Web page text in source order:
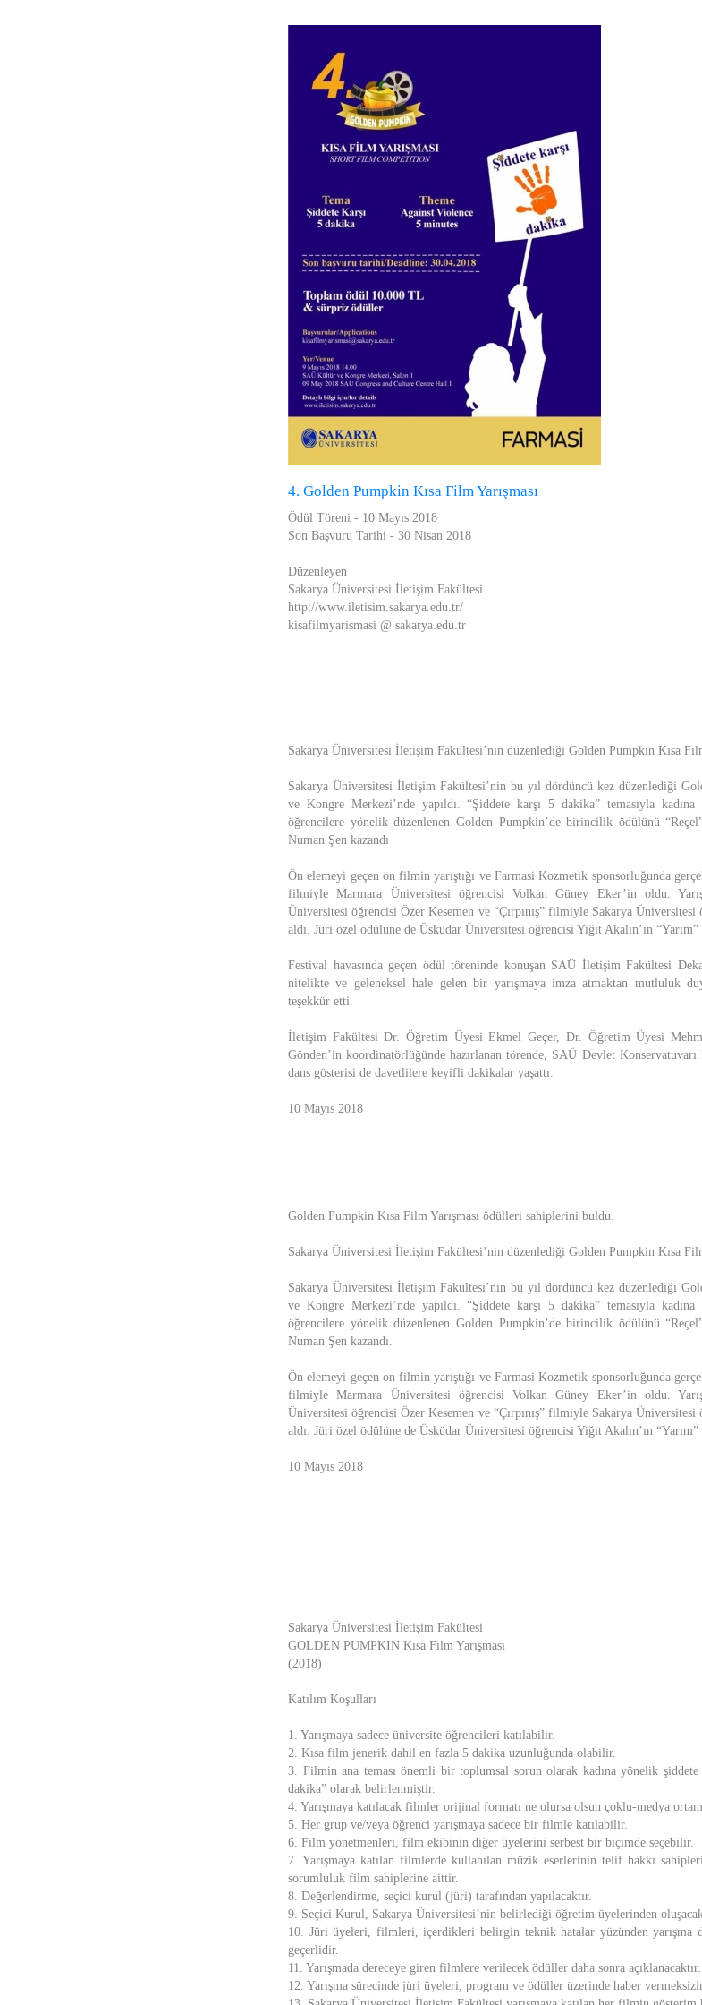
4. Golden Pumpkin Kısa Film Yarışması
Ödül Töreni - 10 Mayıs 2018
Son Başvuru Tarihi - 30 Nisan 2018
Düzenleyen
Sakarya Üniversitesi İletişim Fakültesi
http://www.iletisim.sakarya.edu.tr/
kisafilmyarismasi @ sakarya.edu.tr
Sakarya Üniversitesi İletişim Fakültesi’nin düzenlediği Golden Pumpkin Kısa
Sakarya Üniversitesi İletişim Fakültesi’nin bu yıl dördüncü kez düzenlediği
ve Kongre Merkezi’nde yapıldı. “Şiddete karşı 5 dakika” temasıyla
öğrencilere yönelik düzenlenen Golden Pumpkin’de birincilik ödülünü
Numan Şen kazandı
Ön elemeyi geçen on filmin yarıştığı ve Farmasi Kozmetik sponsorluğunda
filmiyle Marmara Üniversitesi öğrencisi Volkan Güney Eker’in oldu.
Üniversitesi öğrencisi Özer Kesemen ve “Çırpınış” filmiyle Sakarya
aldı. Jüri özel ödülüne de Üsküdar Üniversitesi öğrencisi Yiğit Akalın’ın
Festival havasında geçen ödül töreninde konuşan SAÜ İletişim Fakültesi
nitelikte ve geleneksel hale gelen bir yarışmaya imza atmaktan mutluluk
teşekkür etti.
İletişim Fakültesi Dr. Öğretim Üyesi Ekmel Geçer, Dr. Öğretim Üyesi
Gönden’in koordinatörlüğünde hazırlanan törende, SAÜ Devlet Konservatuvarı
dans gösterisi de davetlilere keyifli dakikalar yaşattı.
10 Mayıs 2018
Golden Pumpkin Kısa Film Yarışması ödülleri sahiplerini buldu.
Sakarya Üniversitesi İletişim Fakültesi’nin düzenlediği Golden Pumpkin Kısa
Sakarya Üniversitesi İletişim Fakültesi’nin bu yıl dördüncü kez düzenlediği
ve Kongre Merkezi’nde yapıldı. “Şiddete karşı 5 dakika” temasıyla
öğrencilere yönelik düzenlenen Golden Pumpkin’de birincilik ödülünü
Numan Şen kazandı.
Ön elemeyi geçen on filmin yarıştığı ve Farmasi Kozmetik sponsorluğunda
filmiyle Marmara Üniversitesi öğrencisi Volkan Güney Eker’in oldu.
Üniversitesi öğrencisi Özer Kesemen ve “Çırpınış” filmiyle Sakarya
aldı. Jüri özel ödülüne de Üsküdar Üniversitesi öğrencisi Yiğit Akalın’ın
10 Mayıs 2018
Sakarya Üniversitesi İletişim Fakültesi
GOLDEN PUMPKIN Kısa Film Yarışması
(2018)
Katılım Koşulları
1. Yarışmaya sadece üniversite öğrencileri katılabilir.
2. Kısa film jenerik dahil en fazla 5 dakika uzunluğunda olabilir.
3. Filmin ana teması önemli bir toplumsal sorun olarak kadına yönelik şiddete
dakika” olarak belirlenmiştir.
4. Yarışmaya katılacak filmler orijinal formatı ne olursa olsun çoklu-medya
5. Her grup ve/veya öğrenci yarışmaya sadece bir filmle katılabilir.
6. Film yönetmenleri, film ekibinin diğer üyelerini serbest bir biçimde seçebilir.
7. Yarışmaya katılan filmlerde kullanılan müzik eserlerinin telif hakkı
sorumluluk film sahiplerine aittir.
8. Değerlendirme, seçici kurul (jüri) tarafından yapılacaktır.
9. Seçici Kurul, Sakarya Üniversitesi’nin belirlediği öğretim üyelerinden
10. Jüri üyeleri, filmleri, içerdikleri belirgin teknik hatalar yüzünden yarışma
geçerlidir.
11. Yarışmada dereceye giren filmlere verilecek ödüller daha sonra açıklanacaktır.
12. Yarışma sürecinde jüri üyeleri, program ve ödüller üzerinde haber